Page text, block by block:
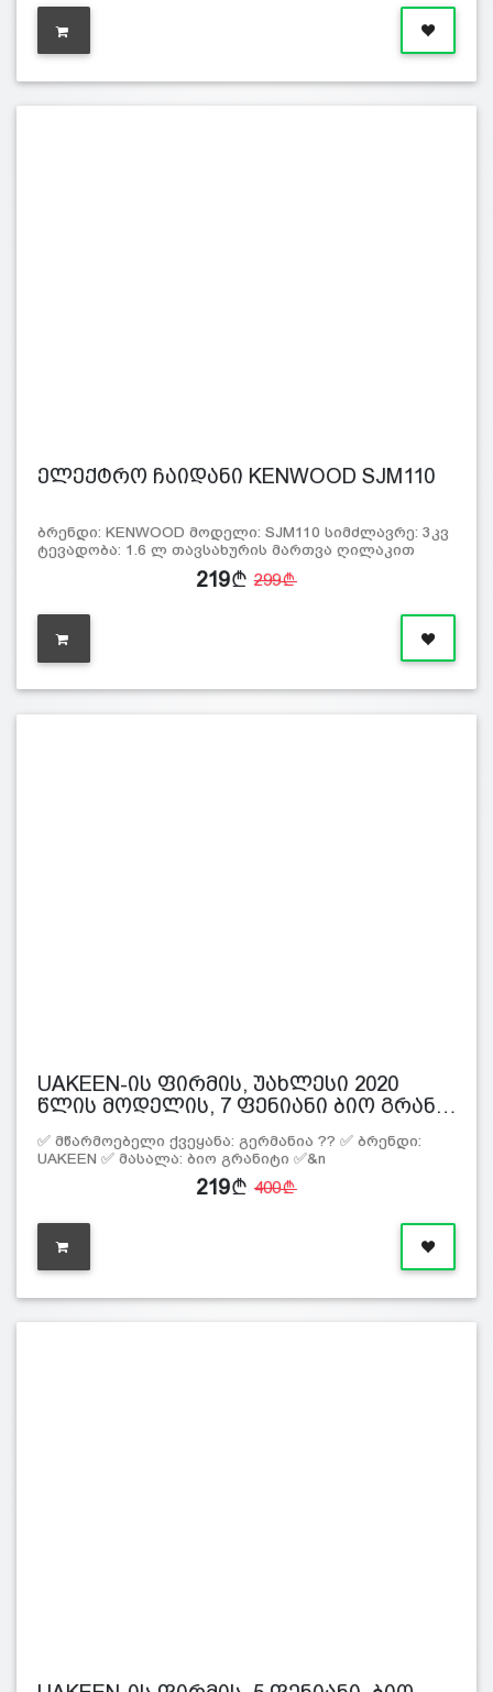
ელექტრო ჩაიდანი KENWOOD SJM110
ბრენდი: KENWOOD მოდელი: SJM110 სიმძლავრე: 3კვ
ტევადობა: 1.6 ლ თავსახურის მართვა ღილაკით
219 299
UAKEEN-ის ფირმის, უახლესი 2020
წლის მოდელის, 7 ფენიანი ბიო გრან…
✅ მწარმოებელი ქვეყანა: გერმანია ?? ✅ ბრენდი:
UAKEEN ✅ მასალა: ბიო გრანიტი ✅&n
219 400